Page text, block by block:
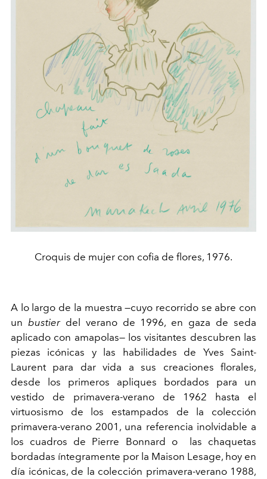
Croquis de mujer con cofia de flores, 1976.
A lo largo de la muestra—cuyo recorrido se abre con
un bustierdel verano de 1996, en gaza de seda
aplicado con amapolas—los visitantes descubren las
piezas icónicas y las habilidades de Yves Saint-
Laurent para dar vida a sus creaciones florales,
desde los primeros apliques bordados para un
vestido de primavera-verano de 1962 hasta el
virtuosismo de los estampados de la colección
primavera-verano 2001, una referencia inolvidable a
los cuadros de Pierre Bonnard o las chaquetas
bordadas íntegramente por la Maison Lesage, hoy en
día icónicas, de la colección primavera-verano 1988,